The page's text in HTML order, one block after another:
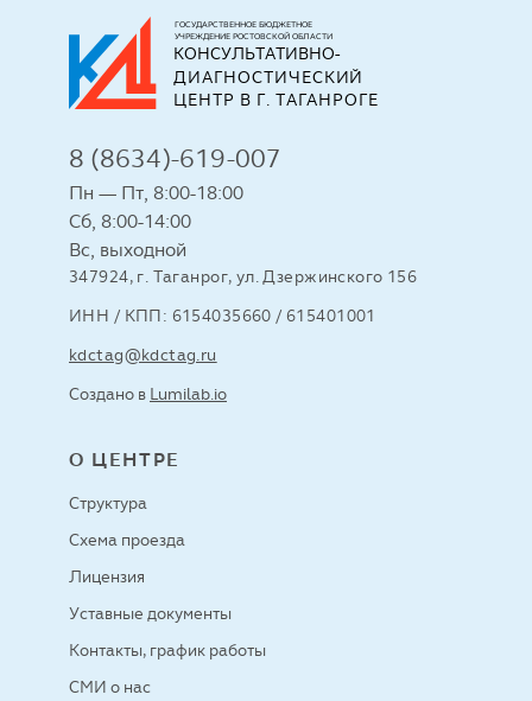
КОНСУЛЬТАТИВНО-
ДИАГНОСТИЧЕСКИЙ
ЦЕНТР В Г. ТАГАНРОГЕ
ГОСУДАРСТВЕННОЕ БЮДЖЕТНОЕ
УЧРЕЖДЕНИЕ РОСТОВСКОЙ ОБЛАСТИ
8 (8634)-619-007
Пн — Пт, 8:00-18:00
Сб, 8:00-14:00
Вс, выходной
347924, г. Таганрог, ул. Дзержинского 156
ИНН / КПП: 6154035660 / 615401001
kdctag@kdctag.ru
Создано в Lumilab.io
О ЦЕНТРЕ
Структура
Схема проезда
Лицензия
Уставные документы
Контакты, график работы
СМИ о нас